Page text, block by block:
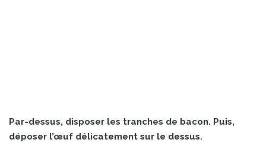
Par-dessus, disposer les tranches de bacon. Puis,
déposer l’œuf délicatement sur le dessus.